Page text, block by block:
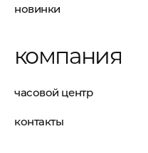
новинки
компания
часовой центр
контакты